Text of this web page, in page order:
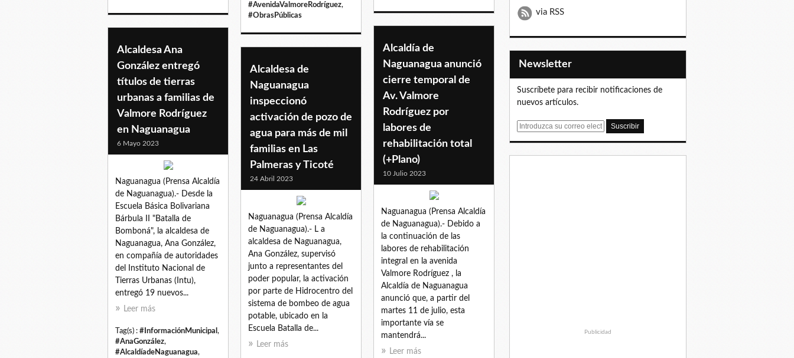
#AvenidaValmoreRodríguez,
#ObrasPúblicas
Alcaldía de
Naguanagua anunció
cierre temporal de
Av. Valmore
Rodríguez por
labores de
rehabilitación total
(+Plano)
10 Julio 2023
Naguanagua (Prensa Alcaldía
de Naguanagua).- Debido a
la continuación de las
labores de rehabilitación
integral en la avenida
Valmore Rodríguez , la
Alcaldía de Naguanagua
anunció que, a partir del
martes 11 de julio, esta
importante vía se
mantendrá...
Leer más
Alcaldesa Ana
González entregó
títulos de tierras
urbanas a familias de
Valmore Rodríguez
en Naguanagua
6 Mayo 2023
Naguanagua (Prensa Alcaldía
de Naguanagua).- Desde la
Escuela Básica Bolivariana
Bárbula II "Batalla de
Bomboná", la alcaldesa de
Naguanagua, Ana González,
en compañía de autoridades
del Instituto Nacional de
Tierras Urbanas (Intu),
entregó 19 nuevos...
Leer más
Tag(s) : #InformaciónMunicipal ,
#AnaGonzález,
#AlcaldíadeNaguanagua,
Alcaldesa de
Naguanagua
inspeccionó
activación de pozo de
agua para más de mil
familias en Las
Palmeras y Ticoté
24 Abril 2023
Naguanagua (Prensa Alcaldía
de Naguanagua).- L a
alcaldesa de Naguanagua,
Ana González, supervisó
junto a representantes del
poder popular, la activación
por parte de Hidrocentro del
sistema de bombeo de agua
potable, ubicado en la
Escuela Batalla de...
Leer más
via RSS
Newsletter
Suscríbete para recibir notificaciones de
nuevos artículos.
E
Publicidad